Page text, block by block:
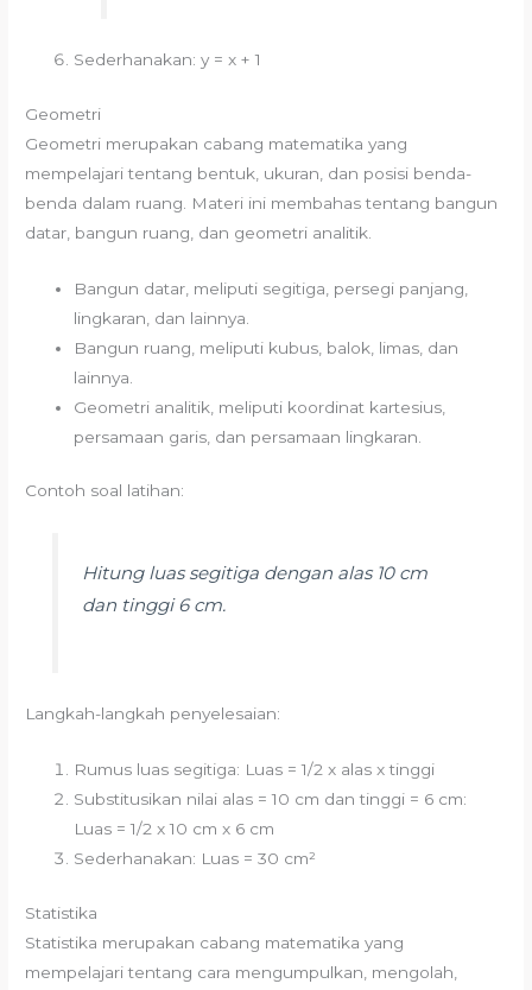
Sederhanakan: y = x + 1
Geometri
Geometri merupakan cabang matematika yang
mempelajari tentang bentuk, ukuran, dan posisi benda-
benda dalam ruang. Materi ini membahas tentang bangun
datar, bangun ruang, dan geometri analitik.
Bangun datar, meliputi segitiga, persegi panjang,
lingkaran, dan lainnya.
Bangun ruang, meliputi kubus, balok, limas, dan
lainnya.
Geometri analitik, meliputi koordinat kartesius,
persamaan garis, dan persamaan lingkaran.
Contoh soal latihan:
Hitung luas segitiga dengan alas 10 cm
dan tinggi 6 cm.
Langkah-langkah penyelesaian:
Rumus luas segitiga: Luas = 1/2 x alas x tinggi
Substitusikan nilai alas = 10 cm dan tinggi = 6 cm:
Luas = 1/2 x 10 cm x 6 cm
Sederhanakan: Luas = 30 cm²
Statistika
Statistika merupakan cabang matematika yang
mempelajari tentang cara mengumpulkan, mengolah,